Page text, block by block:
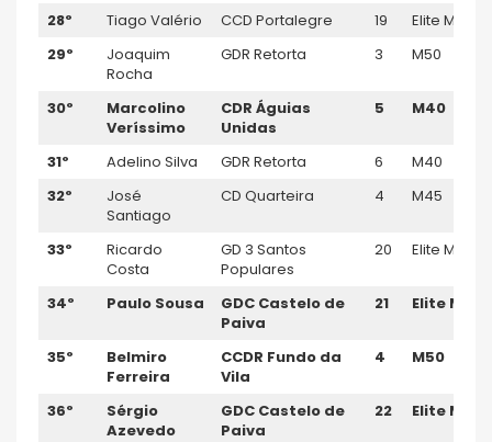
28º Tiago Valério CCD Portalegre 19
Elite M
29º
Joaquim
Rocha
GDR Retorta 3 M50
30º
Marcolino
Veríssimo
CDR Águias
Unidas
5 M40
31º Adelino Silva GDR Retorta 6
M40
32º
José
Santiago
CD Quarteira 4 M45
33º
Ricardo
Costa
GD 3 Santos
Populares
20 Elite M
34º Paulo Sousa
GDC Castelo de
Paiva
21 Elite M
35º
Belmiro
Ferreira
CCDR Fundo da
Vila
4 M50
36º
Sérgio
Azevedo
GDC Castelo de
Paiva
22 Elite M